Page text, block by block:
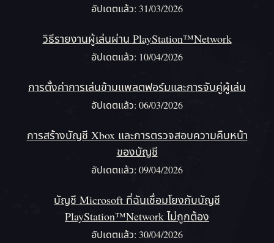
อัปเดตแล้ว: 31/03/2026
วิธีรายงานผู้เล่นผ่าน PlayStation™Network
อัปเดตแล้ว: 10/04/2026
การตั้งค่าการเล่นข้ามแพลตฟอร์มและการจับคู่ผู้เล่น
อัปเดตแล้ว: 06/03/2026
การสร้างบัญชี Xbox และการตรวจสอบความคืบหน้า
ของบัญชี
อัปเดตแล้ว: 09/04/2026
บัญชี Microsoft ที่ฉันเชื่อมโยงกับบัญชี
PlayStation™Network ไม่ถูกต้อง
อัปเดตแล้ว: 30/04/2026